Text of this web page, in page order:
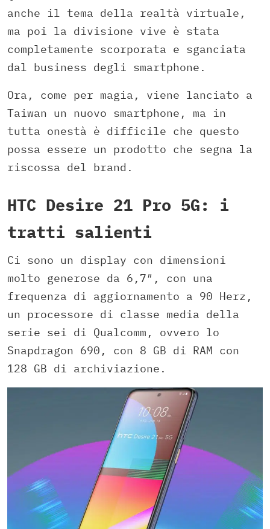
anche il tema della realtà virtuale,
ma poi la divisione vive è stata
completamente scorporata e sganciata
dal business degli smartphone.
Ora, come per magia, viene lanciato a
Taiwan un nuovo smartphone, ma in
tutta onestà è difficile che questo
possa essere un prodotto che segna la
riscossa del brand.
HTC Desire 21 Pro 5G: i
tratti salienti
Ci sono un display con dimensioni
molto generose da 6,7″, con una
frequenza di aggiornamento a 90 Herz,
un processore di classe media della
serie sei di Qualcomm, ovvero lo
Snapdragon 690, con 8 GB di RAM con
128 GB di archiviazione.